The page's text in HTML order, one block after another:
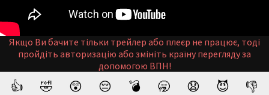
Якщо Ви бачите тільки трейлер або плеєр не працює, тоді
пройдіть авторизацію або змініть країну перегляду за
допомогою ВПН!
👍 🤣 😲 😔 💣 🥱 😧 😈 👎